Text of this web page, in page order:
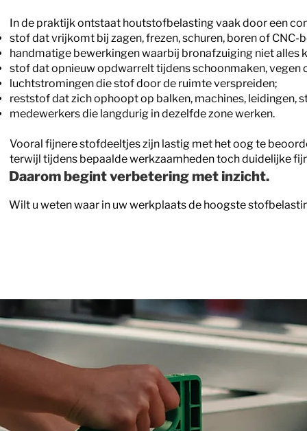
In de praktijk ontstaat houtstofbelasting vaak door een
stof dat vrijkomt bij zagen, frezen, schuren, boren of CNC-
handmatige bewerkingen waarbij bronafzuiging niet alles
stof dat opnieuw opdwarrelt tijdens schoonmaken, vegen
luchtstromingen die stof door de ruimte verspreiden;
reststof dat zich ophoopt op balken, machines, leidingen,
medewerkers die langdurig in dezelfde zone werken.
Vooral fijnere stofdeeltjes zijn lastig met het oog te
terwijl tijdens bepaalde werkzaamheden toch duidelijke
Daarom begint verbetering met inzicht.
Wilt u weten waar in uw werkplaats de hoogste